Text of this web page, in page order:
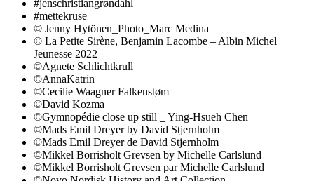
#jenschristiangrøndahl
#mettekruse
© Jenny Hytönen_Photo_Marc Medina
© La Petite Sirène, Benjamin Lacombe – Albin Michel
Jeunesse 2022
©Agnete Schlichtkrull
©AnnaKatrin
©Cecilie Waagner Falkenstøm
©David Kozma
©Gymnopédie close up still _ Ying-Hsueh Chen
©Mads Emil Dreyer by David Stjernholm
©Mads Emil Dreyer de David Stjernholm
©Mikkel Borrisholt Grevsen by Michelle Carlslund
©Mikkel Borrisholt Grevsen par Michelle Carlslund